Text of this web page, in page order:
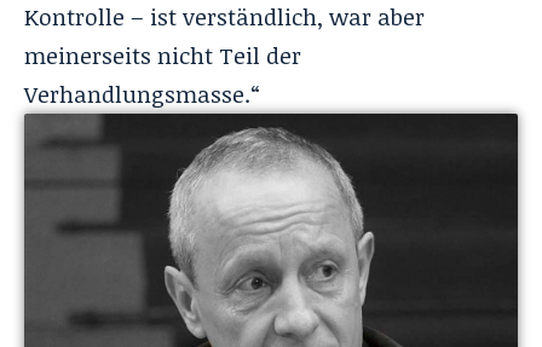
Kontrolle – ist verständlich, war aber
meinerseits nicht Teil der
Verhandlungsmasse.“